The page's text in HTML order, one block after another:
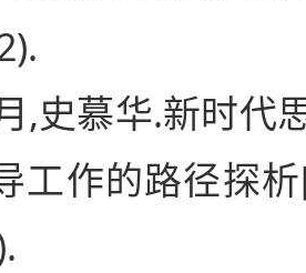
,史慕华.新时代
工作的路径探